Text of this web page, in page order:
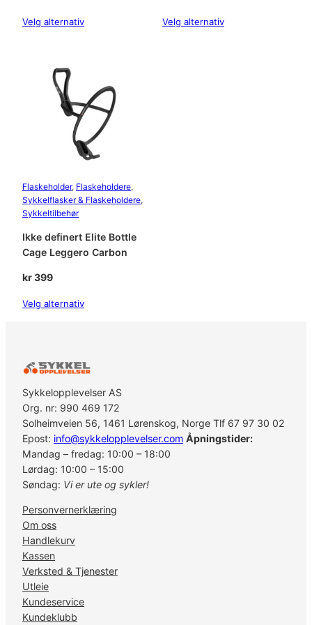
Velg alternativ Velg alternativ
Flaskeholder, Flaskeholdere
Sykkelflasker & Flaskeholdere
Sykkeltilbehør
Ikke definert Elite Bottle
Cage Leggero Carbon
kr399
Velg alternativ
Sykkelopplevelser AS
Org. nr: 990 469 172
Solheimveien 56, 1461 Lørenskog, Norge Tlf 67 97 30 02
Epost: info@sykkelopplevelser.com Åpningstider:
Mandag – fredag: 10:00 – 18:00
Lørdag: 10:00 – 15:00
Søndag: Vi er ute og sykler!
Personvernerklæring
Om oss
Handlekurv
Kassen
Verksted & Tjenester
Utleie
Kundeservice
Kundeklubb